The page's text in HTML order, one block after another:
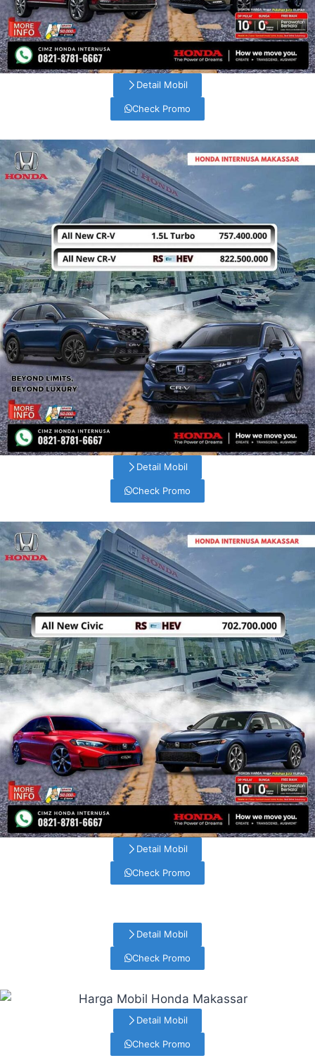
Detail Mobil
Check Promo
Detail Mobil
Check Promo
Detail Mobil
Check Promo
Detail Mobil
Check Promo
Detail Mobil
Check Promo